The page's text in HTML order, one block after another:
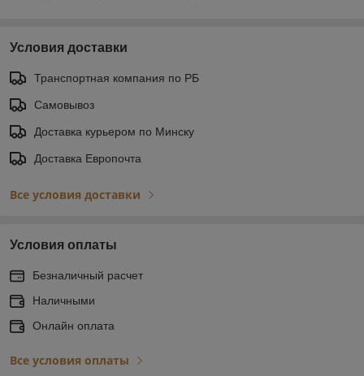
Условия доставки
Транспортная компания по РБ
Самовывоз
Доставка курьером по Минску
Доставка Европочта
Все условия доставки
Условия оплаты
Безналичный расчет
Наличными
Онлайн оплата
Все условия оплаты